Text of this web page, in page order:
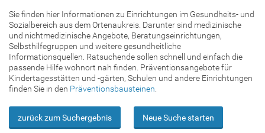
Sie finden hier Informationen zu Einrichtungen im Gesundheits- und
Sozialbereich aus dem Ortenaukreis. Darunter sind medizinische
und nichtmedizinische Angebote, Beratungseinrichtungen,
Selbsthilfegruppen und weitere gesundheitliche
Informationsquellen. Ratsuchende sollen schnell und einfach die
passende Hilfe wohnort nah finden. Präventionsangebote für
Kindertagesstätten und -gärten, Schulen und andere Einrichtungen
finden Sie in den Präventionsbausteinen
zurück zum Suchergebnis Neue Suche starten